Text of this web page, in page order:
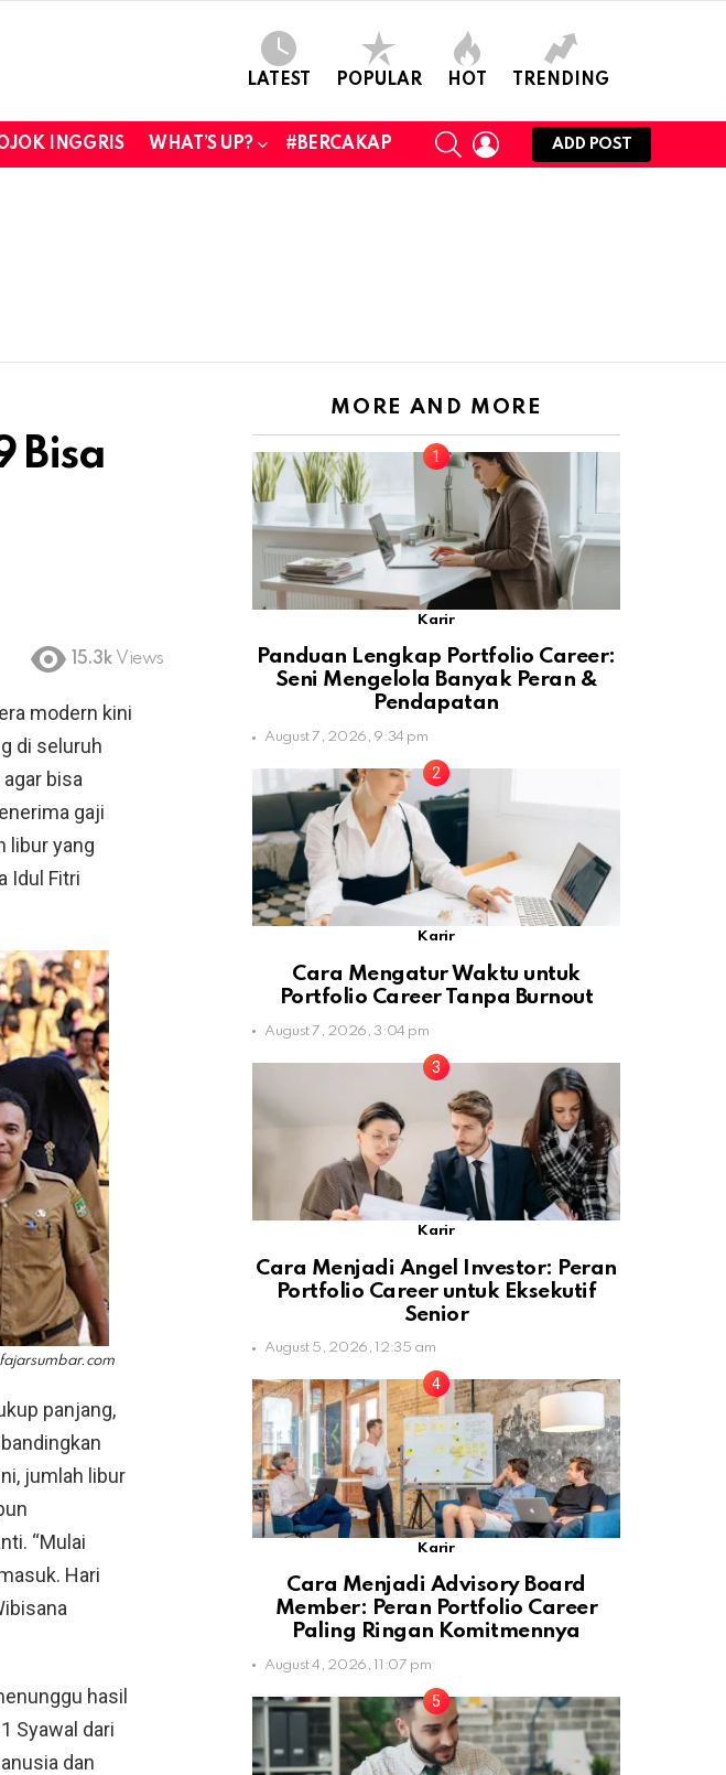
LATEST POPULAR HOT TRENDING
INGGRIS WHAT’S UP? #BERCAKAP
SEARCHLOGIN
ADD POST
Bisa
15.3k Views
modern kini
di seluruh
bisa
gaji
libur yang
Idul Fitri
fajarsumbar.com
panjang,
jumlah libur
“Mulai
Hari
hasil
Syawal dari
dan
MORE AND MORE
Karir
Panduan Lengkap Portfolio Career:
Seni Mengelola Banyak Peran &
Pendapatan
August 7, 2026, 9:34 pm
Karir
Cara Mengatur Waktu untuk
Portfolio Career Tanpa Burnout
August 7, 2026, 3:04 pm
Karir
Cara Menjadi Angel Investor: Peran
Portfolio Career untuk Eksekutif
Senior
August 5, 2026, 12:35 am
Karir
Cara Menjadi Advisory Board
Member: Peran Portfolio Career
Paling Ringan Komitmennya
August 4, 2026, 11:07 pm